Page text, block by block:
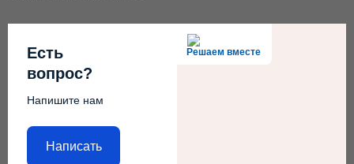
Решаем вместе
Есть
вопрос?
Напишите нам
Написать